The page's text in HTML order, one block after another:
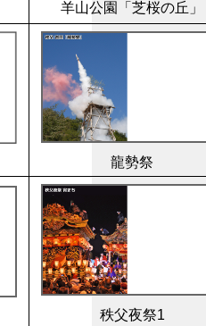
羊山公園「芝桜の丘」
龍勢祭
秩父夜祭1